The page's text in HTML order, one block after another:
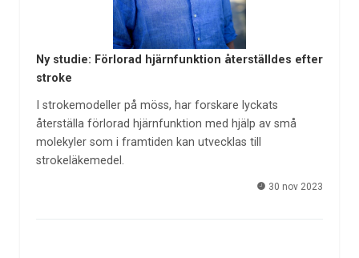
Ny studie: Förlorad hjärnfunktion återställdes efter
stroke
I strokemodeller på möss, har forskare lyckats
återställa förlorad hjärnfunktion med hjälp av små
molekyler som i framtiden kan utvecklas till
strokeläkemedel. ­
30 nov 2023